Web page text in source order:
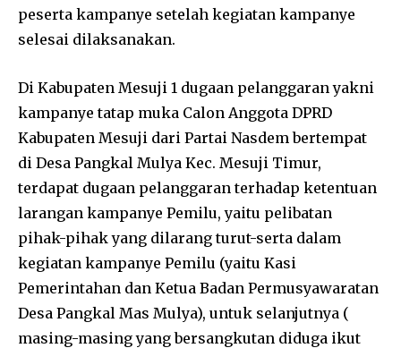
peserta kampanye setelah kegiatan kampanye
selesai dilaksanakan.
Di Kabupaten Mesuji 1 dugaan pelanggaran yakni
kampanye tatap muka Calon Anggota DPRD
Kabupaten Mesuji dari Partai Nasdem bertempat
di Desa Pangkal Mulya Kec. Mesuji Timur,
terdapat dugaan pelanggaran terhadap ketentuan
larangan kampanye Pemilu, yaitu pelibatan
pihak-pihak yang dilarang turut-serta dalam
kegiatan kampanye Pemilu (yaitu Kasi
Pemerintahan dan Ketua Badan Permusyawaratan
Desa Pangkal Mas Mulya), untuk selanjutnya (
masing-masing yang bersangkutan diduga ikut